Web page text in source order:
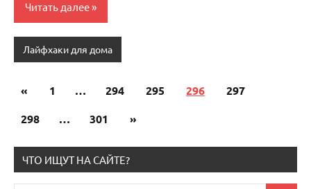
Читать далее
Лайфхаки для дома
записей
« Предыдущие
1 … 294 295 296
297
298
… 301
Следующие
»
ЧТО ИЩУТ НА САЙТЕ?